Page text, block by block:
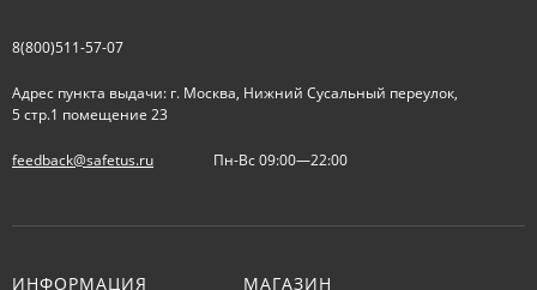
8(800)511-57-07
Адрес пункта выдачи: г. Москва, Нижний Сусальный переулок,
5 стр.1 помещение 23
feedback@safetus.ru Пн-Вс 09:00—22:00
ИНФОРМАЦИЯ МАГАЗИН